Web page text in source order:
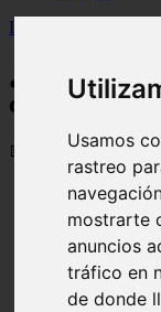
Usamos
rastreo
mostrarte
anuncios
tráfico en
de donde
Inicio
¿Por qué los
comida?
📅 30/05/2025